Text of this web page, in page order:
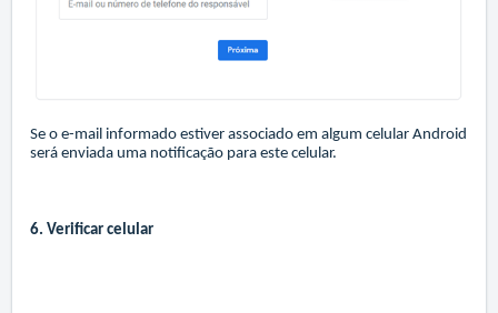
Se o e-mail informado estiver associado em algum celular Android
será enviada uma notificação para este celular.
6. Verificar celular